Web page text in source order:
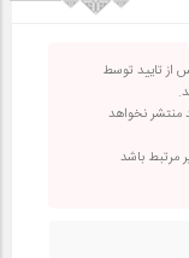
از تایید توسط
منتشر نخواهد
مرتبط باشد